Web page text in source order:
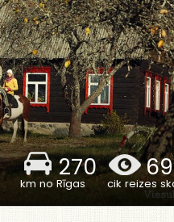
270
km no Rīgas cik reizes